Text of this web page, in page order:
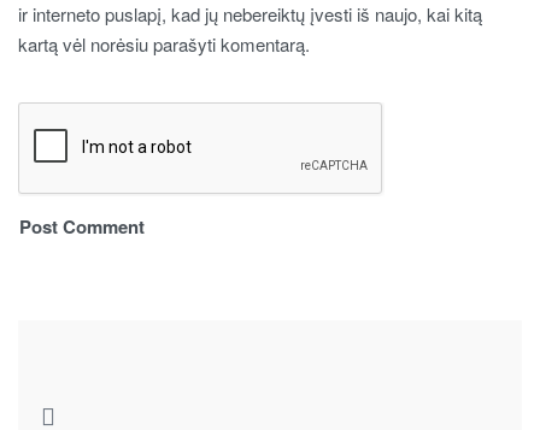
ir interneto puslapį, kad jų nebereiktų įvesti iš naujo, kai kitą
kartą vėl norėsiu parašyti komentarą.